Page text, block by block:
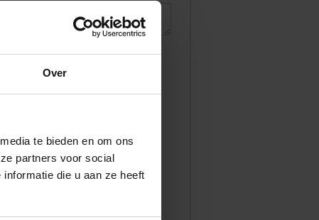
Over
te bieden en om ons
partners voor social
die u aan ze heeft